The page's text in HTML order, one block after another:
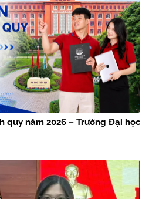
quy năm 2026 – Trường Đại học